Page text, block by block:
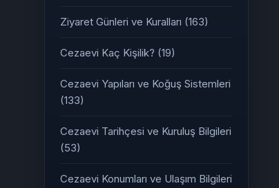
Ziyaret Günleri ve Kuralları (163)
Cezaevi Kaç Kişilik? (19)
Cezaevi Yapıları ve Koğuş Sistemleri
(133)
Cezaevi Tarihçesi ve Kuruluş Bilgileri
(53)
Cezaevi Konumları ve Ulaşım Bilgileri